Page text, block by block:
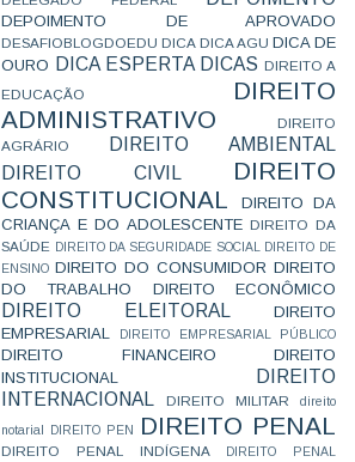
DEPOIMENTO DE APROVADO
DESAFIOBLOGDOEDU DICA DICA AGU DICA DE
OURO DICA ESPERTA DICAS DIREITO A
EDUCAÇÃO
DIREITO
ADMINISTRATIVO
DIREITO
AGRÁRIO
DIREITO AMBIENTAL
DIREITO CIVIL
DIREITO
CONSTITUCIONAL
DIREITO DA
CRIANÇA E DO ADOLESCENTE DIREITO DA
SAÚDE
DIREITO DA SEGURIDADE SOCIAL
DIREITO DE
ENSINO DIREITO DO CONSUMIDOR DIREITO
DO TRABALHO
DIREITO ECONÔMICO
DIREITO ELEITORAL
DIREITO
EMPRESARIAL
DIREITO EMPRESARIAL PÚBLICO
DIREITO FINANCEIRO
DIREITO
INSTITUCIONAL
DIREITO
INTERNACIONAL
DIREITO MILITAR direito
notarial DIREITO PEN DIREITO PENAL
DIREITO PENAL INDÍGENA
DIREITO PENAL